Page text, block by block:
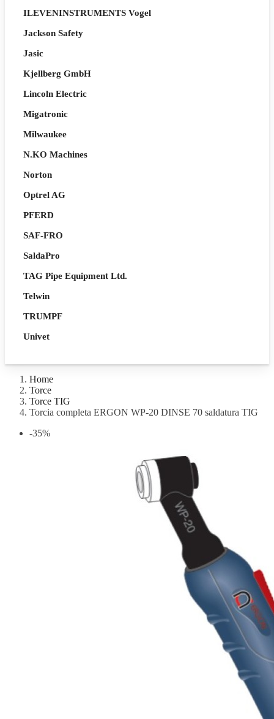
ILEVENINSTRUMENTS Vogel
Jackson Safety
Jasic
Kjellberg GmbH
Lincoln Electric
Migatronic
Milwaukee
N.KO Machines
Norton
Optrel AG
PFERD
SAF-FRO
SaldaPro
TAG Pipe Equipment Ltd.
Telwin
TRUMPF
Univet
Home
Torce
Torce TIG
Torcia completa ERGON WP-20 DINSE 70 saldatura TIG
-35%